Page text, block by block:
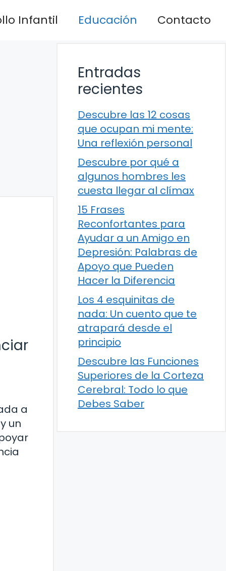
Infantil Educación Contacto
a
un
Entradas
recientes
Descubre las 12 cosas
que ocupan mi mente:
Una reflexión personal
Descubre por qué a
algunos hombres les
cuesta llegar al clímax
15 Frases
Reconfortantes para
Ayudar a un Amigo en
Depresión: Palabras de
Apoyo que Pueden
Hacer la Diferencia
Los 4 esquinitas de
nada: Un cuento que te
atrapará desde el
principio
Descubre las Funciones
Superiores de la Corteza
Cerebral: Todo lo que
Debes Saber